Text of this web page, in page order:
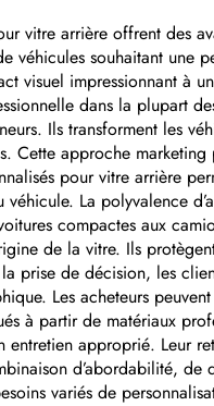
de
vitre arrière offrent des
véhicules souhaitant une
visuel impressionnant à
dans la plupart
Ils transforment les
Cette approche
pour vitre arrière
La polyvalence
compactes aux
de la vitre. Ils
prise de décision, les
Les acheteurs
à partir de matériaux
entretien approprié. Leur
d’abordabilité,
variés de